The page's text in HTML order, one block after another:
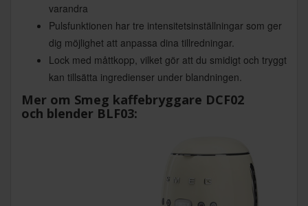
varandra
Pulsfunktionen har tre intensitetsinställningar som ger
dig möjlighet att anpassa dina tillredningar.
Lock med måttkopp, vilket gör att du smidigt och tryggt
kan tillsätta ingredienser under blandningen.
Mer om Smeg kaffebryggare DCF02
och blender BLF03: